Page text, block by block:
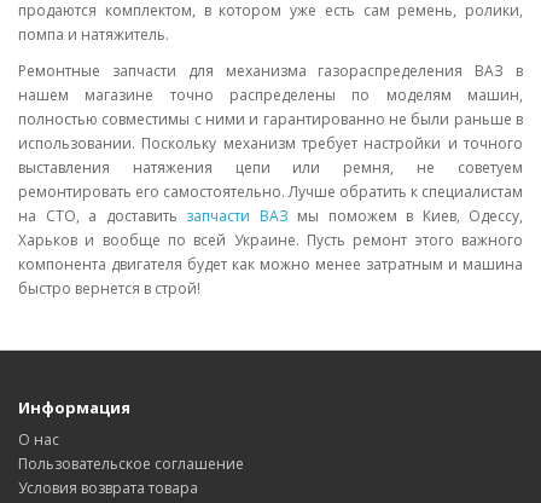
продаются комплектом, в котором уже есть сам ремень, ролики,
помпа и натяжитель.
Ремонтные запчасти для механизма газораспределения ВАЗ в
нашем магазине точно распределены по моделям машин,
полностью совместимы с ними и гарантированно не были раньше в
использовании. Поскольку механизм требует настройки и точного
выставления натяжения цепи или ремня, не советуем
ремонтировать его самостоятельно. Лучше обратить к специалистам
на СТО, а доставить запчасти ВАЗ мы поможем в Киев, Одессу,
Харьков и вообще по всей Украине. Пусть ремонт этого важного
компонента двигателя будет как можно менее затратным и машина
быстро вернется в строй!
Информация
О нас
Пользовательское соглашение
Условия возврата товара